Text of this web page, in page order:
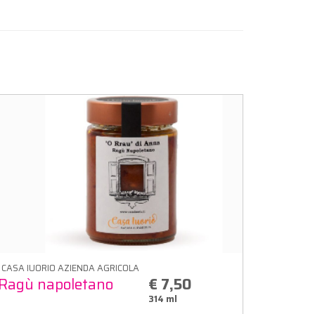
CASA IUORIO AZIENDA AGRICOLA
Ragù napoletano € 7,50
314 ml